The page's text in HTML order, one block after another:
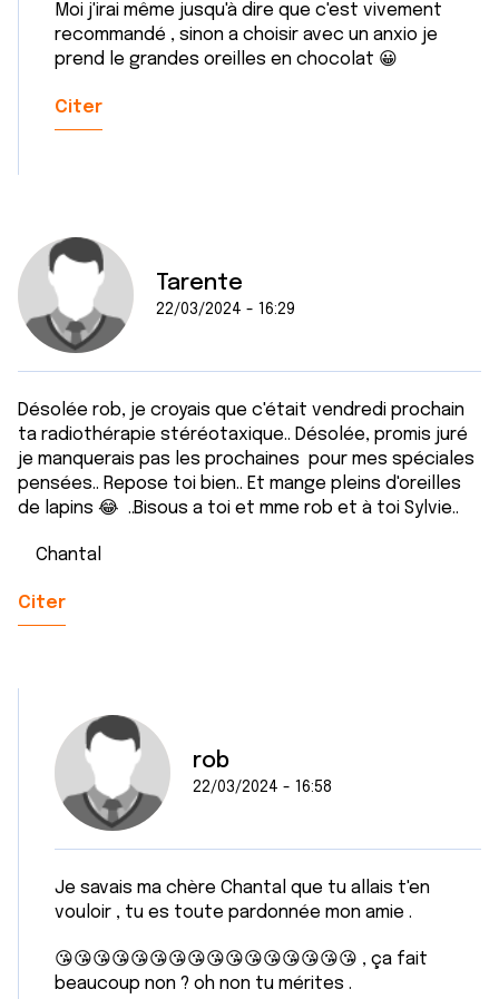
Moi j'irai même jusqu'à dire que c'est vivement
recommandé , sinon a choisir avec un anxio je
prend le grandes oreilles en chocolat 😀
Citer
Tarente
22/03/2024 - 16:29
Désolée rob, je croyais que c'était vendredi prochain
ta radiothérapie stéréotaxique.. Désolée, promis juré
je manquerais pas les prochaines pour mes spéciales
pensées.. Repose toi bien.. Et mange pleins d'oreilles
de lapins 😂 ..Bisous a toi et mme rob et à toi Sylvie..
Chantal
Citer
rob
22/03/2024 - 16:58
Je savais ma chère Chantal que tu allais t'en
vouloir , tu es toute pardonnée mon amie .
😘😘😘😘😘😘😘😘😘😘😘😘😘😘😘😘 , ça fait
beaucoup non ? oh non tu mérites .